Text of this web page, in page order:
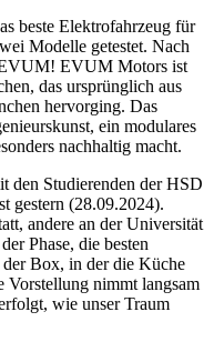
beste Elektrofahrzeug für
Modelle getestet. Nach
EVUM Motors ist
das ursprünglich aus
hervorging. Das
ein modulares
nachhaltig macht.
den Studierenden der HSD
gestern (28.09.2024).
andere an der Universität
Phase, die besten
Box, in der die Küche
Vorstellung nimmt langsam
wie unser Traum